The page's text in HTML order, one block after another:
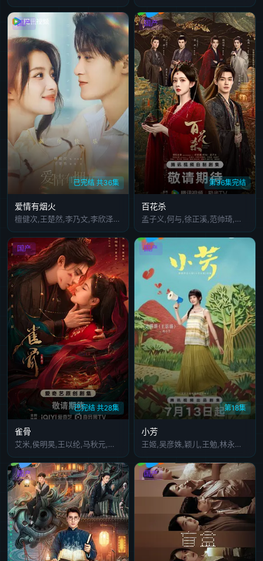
国产
已完结 共36集
爱情有烟火
檀健次,王楚然,李乃文,李欣泽,姜珮瑶,郑水晶,刘芮麟,杨童舒,叶晞月,邵伟桐
国产
第36集完结
百花杀
孟子义,何与,徐正溪,范帅琦,赖伟明,林子烨,董子凡,叶祖新,孔雪儿,何润东,张耀,张峻宁,高伟光,郑希怡,陈鹤一,邱心志,田雷,赵志伟,曹卫宇,荣妍,戴春荣,杨童舒,周静波,朱俊麟,曹阳明珠
国产
已完结 共28集
雀骨
艾米,侯明昊,王以纶,马秋元,米热,何润东,刘令姿,郑雅文,陶昕然,程莉莎,王丽坤,金莎,庞博,苏袀禾,满江,盛一伦,党涛,张雨剑,锦超,王润泽,杨凯淳,程宇峰,邵桐,博尔吉特,蒋中炜,延霈,郑雨轩,陈一诺,雷浩轩,曲芷含,王靖雯,焦建,张千叶
国产
第18集
小芳
王姬,吴彦姝,颖儿,王勉,林永健,吴军,范明,李川,夏力薪,辛云来,王影璐,元清
国产 国产